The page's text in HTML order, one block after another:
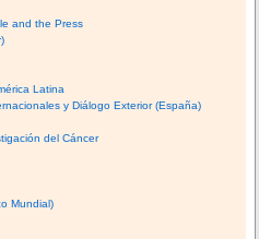
and the Press
Latina
y Diálogo Exterior (España)
del Cáncer
Mundial)